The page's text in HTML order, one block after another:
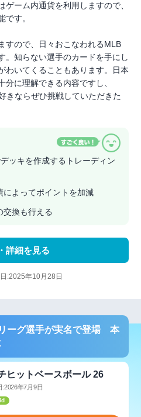
ーム内通貨を利用しますので、
です。
すので、日々おこなわれるMLB
。知らない選手のカードを手にし
わいてくることもあります。日本
に理解できる内容ですし、
きならぜひ挑戦していただきた
ッキを作成するトレーディン
によってポイントを加減
交換も行える
詳細を見る
:2025年10月28日
ーグ選手が実名で登場 本
ヒットベースボール 26
年7月9日